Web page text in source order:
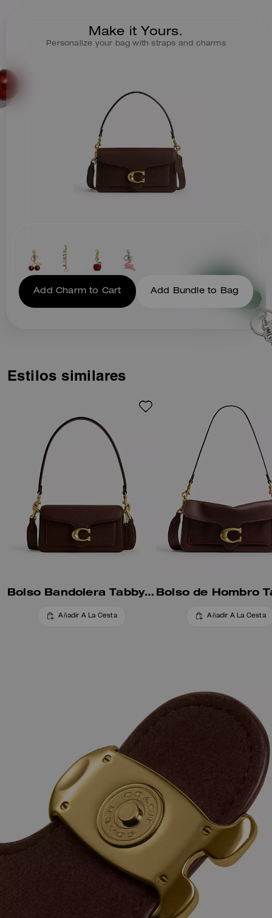
la mano, más corto en el
hombro o cruzado.
Make it Yours.
Personalize your bag with straps and charms
Add Charm to Cart Add Bundle to Bag
Estilos similares
Bolso Bandolera Tabby 20
Añadir A La Cesta Añadir A La Cesta